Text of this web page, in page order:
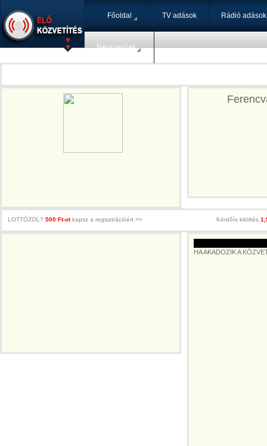
Főoldal TV adások Rádió adások
Népszerűek
LOTTÓZOL? 500 Ft-otkapsz a regisztrációért >> Kérdőív kitöltés
HA AKADOZIK A